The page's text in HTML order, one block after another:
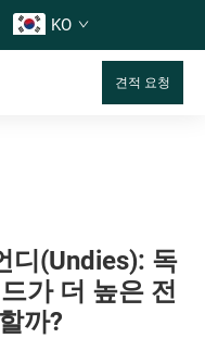
KO
견적 요청
디(undies): 독
가 더 높은 전
까?